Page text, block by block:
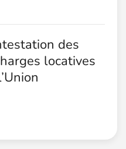
des
locatives